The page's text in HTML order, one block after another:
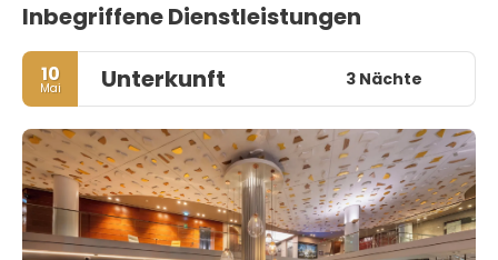
Inbegriffene Dienstleistungen
10
Mai Unterkunft 3 Nächte